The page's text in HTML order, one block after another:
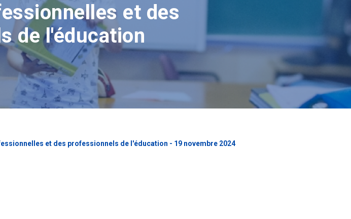
et des
de l'éducation
et des professionnels de l'éducation - 19 novembre 2024